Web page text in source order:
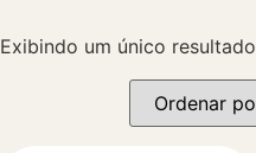
Exibindo um único resultado